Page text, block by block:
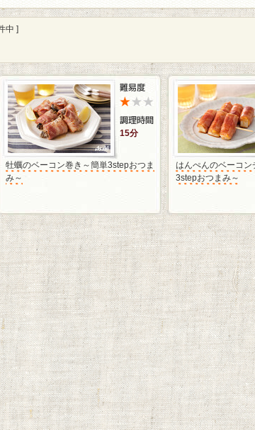
中 ]
15分
牡蠣のベーコン巻き～簡単3stepおつま
み～
はんぺんのベーコ
3stepおつまみ～